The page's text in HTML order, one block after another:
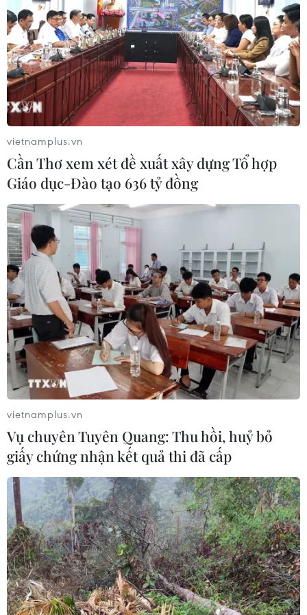
20/07/2026 03:03
Huế sắp tổ chức Lễ hội Âm nhạc & Di
sản quốc tế quy mô lớn nhất từ trước
đến nay
16/07/2026 07:48
Giữ hồn tiếng sáo Bru Vân Kiều giữa
đại ngàn Trường Sơn
15/07/2026 09:42
Thành phố Hồ Chí Minh: Bền bỉ “giữ
lửa” dòng nhạc cổ động trong kỷ
nguyên số
15/07/2026 07:52
Lớp học ca trù miễn phí góp phần
lan tỏa giá trị di sản trong cộng đồng
15/07/2026 03:45
Gala Tổ quốc bình yên - bản trường
ca nghệ thuật về lực lượng An ninh
nhân dân
12/07/2026 15:21
Hàng nghìn người tham dự đại nhạc
hội "Eo Gió - Vũ điệu biển xanh"
11/07/2026 15:41
vietnamplus.vn
Cần Thơ xem xét đề xuất xây dựng Tổ hợp
Giáo dục-Đào tạo 636 tỷ đồng
vietnamplus.vn
Vụ chuyên Tuyên Quang: Thu hồi, huỷ bỏ
giấy chứng nhận kết quả thi đã cấp